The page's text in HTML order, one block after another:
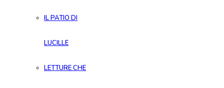
IL PATIO DI
LUCILLE
LETTURE CHE